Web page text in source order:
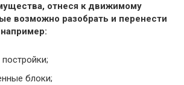
отнеся к движимому
возможно разобрать и перенести
блоки;